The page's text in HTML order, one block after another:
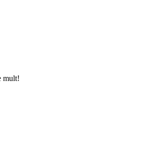
mult!